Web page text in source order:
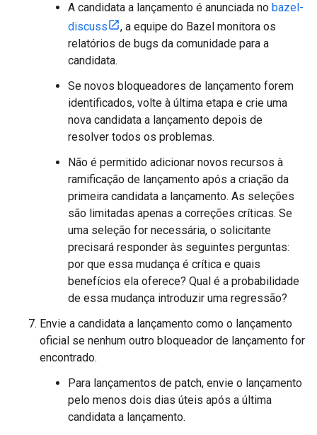
A candidata a lançamento é anunciada no bazel-
discuss
, a equipe do Bazel monitora os
relatórios de bugs da comunidade para a
candidata.
Se novos bloqueadores de lançamento forem
identificados, volte à última etapa e crie uma
nova candidata a lançamento depois de
resolver todos os problemas.
Não é permitido adicionar novos recursos à
ramificação de lançamento após a criação da
primeira candidata a lançamento. As seleções
são limitadas apenas a correções críticas. Se
uma seleção for necessária, o solicitante
precisará responder às seguintes perguntas:
por que essa mudança é crítica e quais
benefícios ela oferece? Qual é a probabilidade
de essa mudança introduzir uma regressão?
Envie a candidata a lançamento como o lançamento
oficial se nenhum outro bloqueador de lançamento for
encontrado.
Para lançamentos de patch, envie o lançamento
pelo menos dois dias úteis após a última
candidata a lançamento.